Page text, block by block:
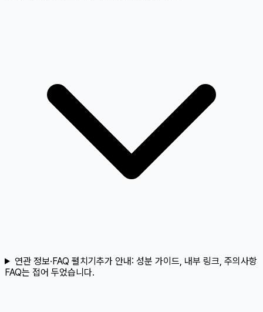
연관 정보·FAQ 펼치기추가 안내: 성분 가이드, 내부 링크, 주의사항
FAQ는 접어 두었습니다.